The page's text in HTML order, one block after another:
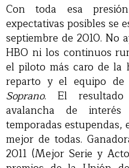
Con toda esa
expectativas posibles se
septiembre de 2010. No
HBO ni los continuos
el piloto más caro de la
reparto y el equipo de
Soprano. El
avalancha de
temporadas estupendas,
mejor de todas.
2011 (Mejor Serie y